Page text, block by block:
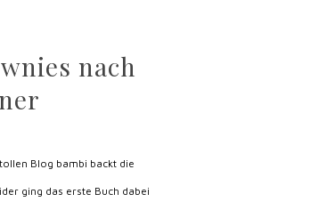
nach
Blog bambi backt die
ging das erste Buch dabei